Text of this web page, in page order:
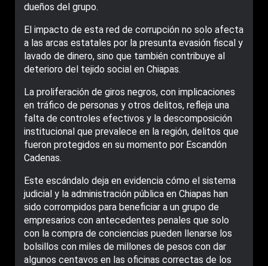
dueños del grupo.
El impacto de esta red de corrupción no solo afecta
a las arcas estatales por la presunta evasión fiscal y
lavado de dinero, sino que también contribuye al
deterioro del tejido social en Chiapas.
La proliferación de giros negros, con implicaciones
en tráfico de personas y otros delitos, refleja una
falta de controles efectivos y la descomposición
institucional que prevalece en la región, delitos que
fueron protegidos en su momento por Escandón
Cadenas.
Este escándalo deja en evidencia cómo el sistema
judicial y la administración pública en Chiapas han
sido corrompidos para beneficiar a un grupo de
empresarios con antecedentes penales que solo
con la compra de conciencias pueden llenarse los
bolsillos con miles de millones de pesos con dar
algunos centavos en las oficinas correctas de los